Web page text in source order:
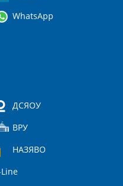
WhatsApp
ДСЯОУ
ВРУ
НАЗЯВО